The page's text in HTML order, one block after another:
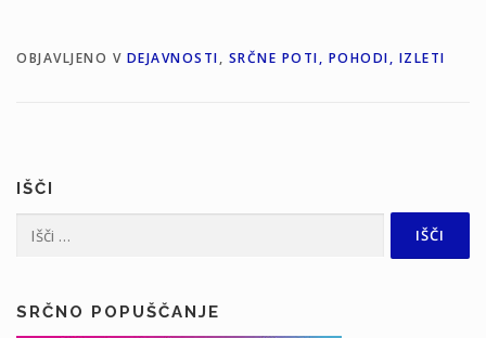
OBJAVLJENO V DEJAVNOSTI, SRČNE POTI, POHODI, IZLETI
IŠČI
SRČNO POPUŠČANJE